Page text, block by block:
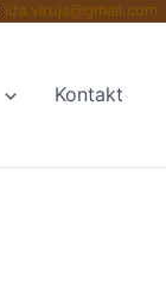
ida.virujs@gmail.com
Kontakt